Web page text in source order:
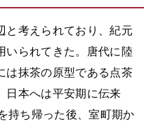
と考えられており、紀元
いられてきた。唐代に陸
は抹茶の原型である点茶
日本へは平安期に伝来
持ち帰った後、室町期か